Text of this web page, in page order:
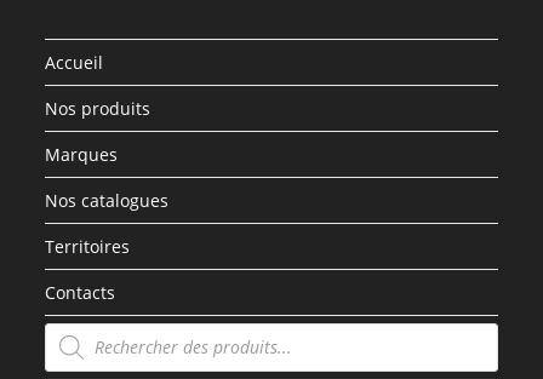
Accueil
Nos produits
Marques
Nos catalogues
Territoires
Contacts
Recherche
de
produits